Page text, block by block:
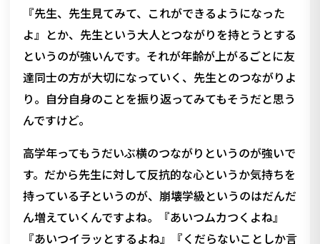
『先生、先生見てみて、これができるようになった
よ』とか、先生という大人とつながりを持とうとする
というのが強いんです。それが年齢が上がるごとに友
達同士の方が大切になっていく、先生とのつながりよ
り。自分自身のことを振り返ってみてもそうだと思う
んですけど。
高学年ってもうだいぶ横のつながりというのが強いで
す。だから先生に対して反抗的な心というか気持ちを
持っている子というのが、崩壊学級というのはだんだ
ん増えていくんですよね。『あいつムカつくよね』
『あいつイラッとするよね』『くだらないことしか言